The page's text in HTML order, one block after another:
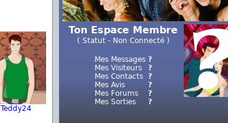
Teddy24
Ton Espace Membre
( Statut - Non Connecté )
Mes Messages
Mes Visiteurs
Mes Contacts
Mes Avis
Mes Forums
Mes Sorties
?
?
?
?
?
?